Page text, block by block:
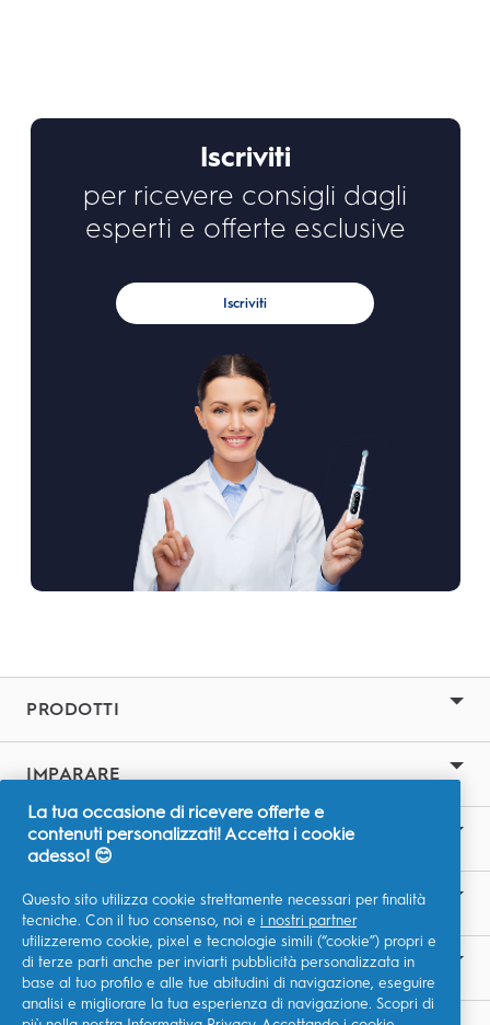
Iscriviti
per ricevere consigli dagli
esperti e offerte esclusive
Iscriviti
PRODOTTI
IMPARARE
SITI CORRELATI
LA NOSTRA ASPIRAZIONE
CONTATTACI
La tua occasione di ricevere offerte e
contenuti personalizzati! Accetta i cookie
adesso! 😊
Questo sito utilizza cookie strettamente necessari per finalità
tecniche. Con il tuo consenso, noi e i nostri partner
utilizzeremo cookie, pixel e tecnologie simili (“cookie”) propri e
di terze parti anche per inviarti pubblicità personalizzata in
base al tuo profilo e alle tue abitudini di navigazione, eseguire
analisi e migliorare la tua esperienza di navigazione. Scopri di